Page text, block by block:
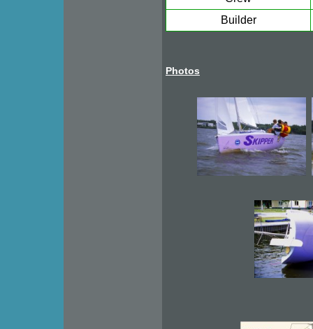
Builder
Photos